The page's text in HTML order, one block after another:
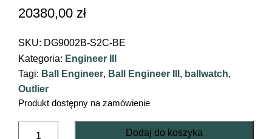
20380,00 zł
SKU: DG9002B-S2C-BE
Kategoria: Engineer III
Tagi: Ball Engineer, Ball Engineer III , ballwatch,
Outlier
Produkt dostępny na zamówienie
Dodaj do koszyka